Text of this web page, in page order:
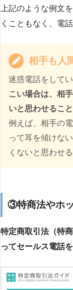
上記のような例文
くこともなく、電
相手も人
迷惑電話をして
こい場合は、相
いと思わせるこ
例えば、相手の
って耳を傾けな
くないと思わせ
③特商法やホ
特定商取引法（特
ってセールス電話